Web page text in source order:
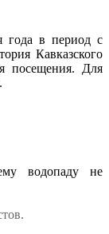
года в период с
Кавказского
посещения. Для
водопаду не